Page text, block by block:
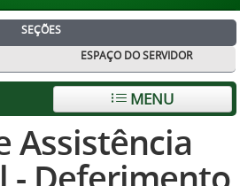
SEÇÕES
ESPAÇO DO SERVIDOR
MENU
Assistência